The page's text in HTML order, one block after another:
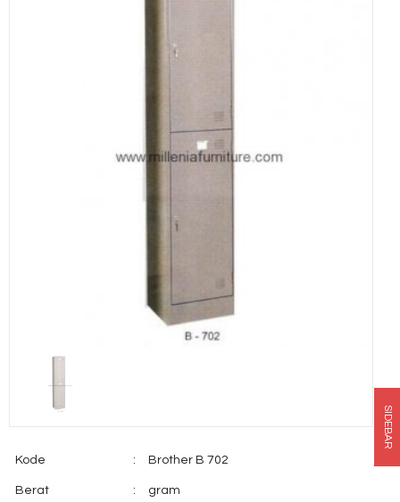
Kode : Brother B 702
Berat : gram
SIDEBAR